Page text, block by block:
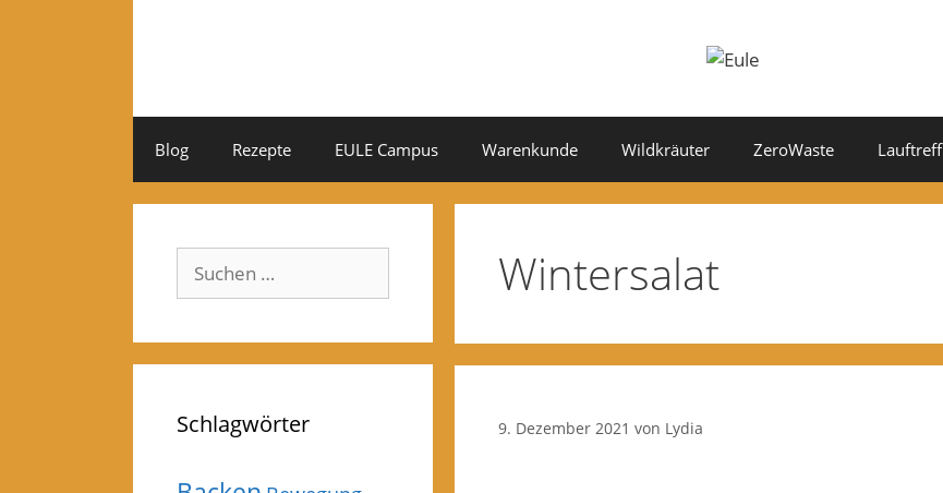
Blog Rezepte EULE Campus Warenkunde Wildkräuter ZeroWaste Lauftreff
Wintersalat
9. Dezember 2021 von Lydia
Suchen
nach:
Schlagwörter